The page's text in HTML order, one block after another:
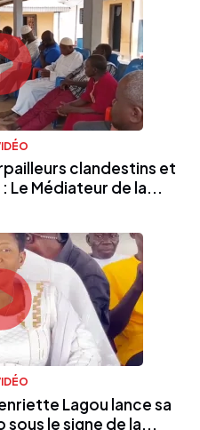
clandestins et
Le Médiateur de la...
Lagou lance sa
sous le signe de la...